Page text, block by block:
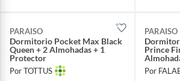
PARAISO
Dormitorio Pocket Max Black
Queen + 2 Almohadas + 1
Protector
Por TOTTUS
PARAISO
Prince
Por